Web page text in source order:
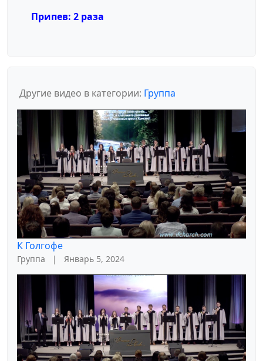
Припев: 2 раза
Другие видео в категории: Группа
К Голгофе
Группа | Январь 5, 2024